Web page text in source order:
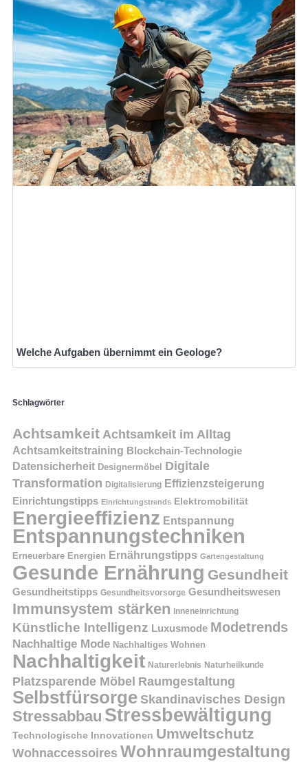
Welche Aufgaben übernimmt ein Geologe?
Schlagwörter
Achtsamkeit Achtsamkeit im Alltag
Achtsamkeitstraining Blockchain-Technologie
Datensicherheit Designermöbel
Digitale
Transformation Digitalisierung Effizienzsteigerung
Einrichtungstipps Einrichtungstrends Elektromobilität
Energieeffizienz Entspannung
Entspannungstechniken
Erneuerbare Energien Ernährungstipps Gartengestaltung
Gesunde Ernährung Gesundheit
Gesundheitstipps Gesundheitsvorsorge Gesundheitswesen
Immunsystem stärken Inneneinrichtung
Künstliche Intelligenz Luxusmode Modetrends
Nachhaltige Mode Nachhaltiges Wohnen
Nachhaltigkeit Naturerlebnis Naturheilkunde
Platzsparende Möbel Raumgestaltung
Selbstfürsorge Skandinavisches Design
Stressabbau Stressbewältigung
Technologische Innovationen Umweltschutz
Wohnaccessoires Wohnraumgestaltung